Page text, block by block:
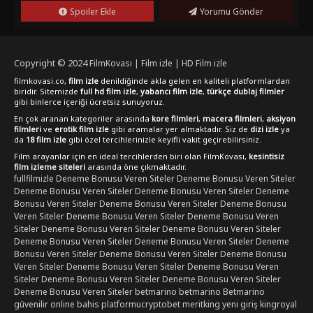
Spoiler Ekle Yorumu Gönder
Copyright © 2024FilmKovası | Film izle | HD Film izle
filmkovasi.co, film izle denildiğinde akla gelen en kaliteli platformlardan
biridir. Sitemizde full hd film izle, yabancı film izle, türkçe dublaj filmler
gibi binlerce içeriği ücretsiz sunuyoruz.
En çok aranan kategoriler arasında kore filmleri, macera filmleri, aksiyon
filmleri ve erotik film izle gibi aramalar yer almaktadır. Siz de dizi izle ya
da 18 film izle gibi özel tercihlerinizle keyifli vakit geçirebilirsiniz.
Film arayanlar için en ideal tercihlerden biri olan FilmKovası, kesintisiz
film izleme siteleri arasında öne çıkmaktadır.
fullfilmizle Deneme Bonusu Veren SitelerDeneme Bonusu Veren Siteler
Deneme Bonusu Veren SitelerDeneme Bonusu Veren SitelerDeneme
Bonusu Veren SitelerDeneme Bonusu Veren SitelerDeneme Bonusu
Veren SitelerDeneme Bonusu Veren SitelerDeneme Bonusu Veren
SitelerDeneme Bonusu Veren SitelerDeneme Bonusu Veren Siteler
Deneme Bonusu Veren SitelerDeneme Bonusu Veren SitelerDeneme
Bonusu Veren SitelerDeneme Bonusu Veren SitelerDeneme Bonusu
Veren SitelerDeneme Bonusu Veren SitelerDeneme Bonusu Veren
SitelerDeneme Bonusu Veren SitelerDeneme Bonusu Veren Siteler
Deneme Bonusu Veren Sitelerbetmarino betmarino Betmarino
güvenilir online bahis platformucryptobetmeritking yeni girişkingroyal